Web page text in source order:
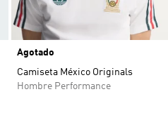
Agotado
Camiseta México Originals
Hombre Performance